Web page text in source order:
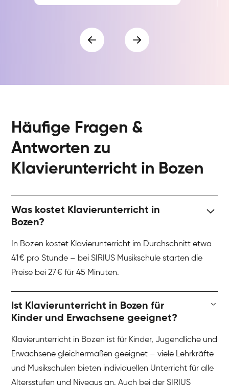
Häufige Fragen &
Antworten zu
Klavierunterricht in Bozen
Was kostet Klavierunterricht in
Bozen?
In Bozen kostet Klavierunterricht im Durchschnitt etwa
41 € pro Stunde – bei SIRIUS Musikschule starten die
Preise bei 27 € für 45 Minuten.
Ist Klavierunterricht in Bozen für
Kinder und Erwachsene geeignet?
Klavierunterricht in Bozen ist für Kinder, Jugendliche und
Erwachsene gleichermaßen geeignet – viele Lehrkräfte
und Musikschulen bieten individuellen Unterricht für alle
Altersstufen und Niveaus an. Auch bei der SIRIUS